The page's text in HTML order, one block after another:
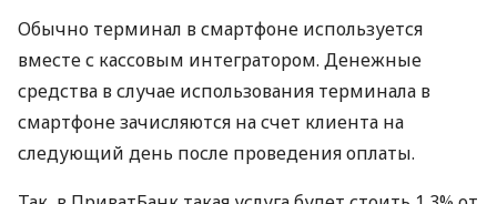
Обычно терминал в смартфоне используется
вместе с кассовым интегратором. Денежные
средства в случае использования терминала в
смартфоне зачисляются на счет клиента на
следующий день после проведения оплаты.